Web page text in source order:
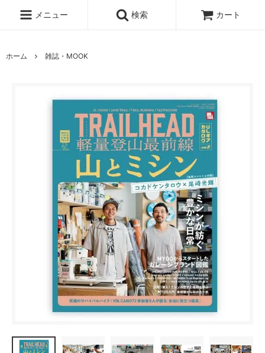
メニュー 検索 カート
ホーム 雑誌・MOOK